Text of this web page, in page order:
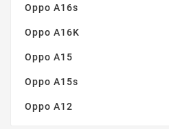
Oppo A16s
Oppo A16K
Oppo A15
Oppo A15s
Oppo A12